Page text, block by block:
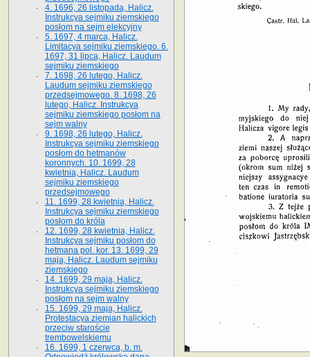
4. 1696, 26 listopada, Halicz.
Instrukcya sejmiku ziemskiego
posłom na sejm elekcyjny
5. 1697, 4 marca, Halicz.
Limitacya sejmiku ziemskiego. 6.
1697, 31 lipca, Halicz. Laudum
sejmiku ziemskiego
7. 1698, 26 lutego, Halicz.
Laudum sejmiku ziemskiego
przedsejmowego. 8. 1698, 26
lutego, Halicz. Instrukcya
sejmiku ziemskiego posłom na
sejm walny
9. 1698, 26 lutego, Halicz.
Instrukcya sejmiku ziemskiego
posłom do hetmanów
koronnych. 10. 1699, 28
kwietnia, Halicz. Laudum
sejmiku ziemskiego
przedsejmowego
11. 1699, 28 kwietnia, Halicz.
Instrukcya sejmiku ziemskiego
posłom do króla
12. 1699, 28 kwietnia, Halicz.
Instrukcya sejmiku posłom do
hetmana pol. kor. 13. 1699, 29
maja, Halicz. Laudum sejmiku
ziemskiego
14. 1699, 29 maja, Halicz.
Instrukcya sejmiku ziemskiego
posłom na sejm walny
15. 1699, 29 maja, Halicz.
Protestacya ziemian halickich
przeciw staroście
trembowelskiemu
16. 1699, 1 czerwca, b. m.